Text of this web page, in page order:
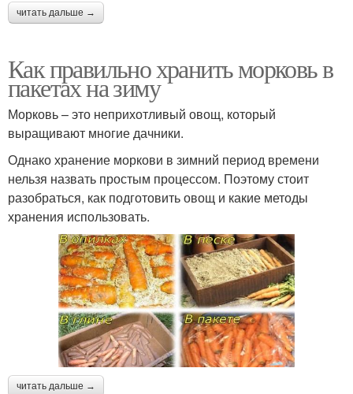
читать дальше →
Как правильно хранить морковь в
пакетах на зиму
Морковь – это неприхотливый овощ, который
выращивают многие дачники.
Однако хранение моркови в зимний период времени
нельзя назвать простым процессом. Поэтому стоит
разобраться, как подготовить овощ и какие методы
хранения использовать.
читать дальше →